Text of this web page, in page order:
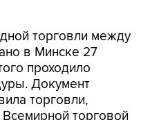
торговли между
в Минске 27
проходило
Документ
торговли,
торговой